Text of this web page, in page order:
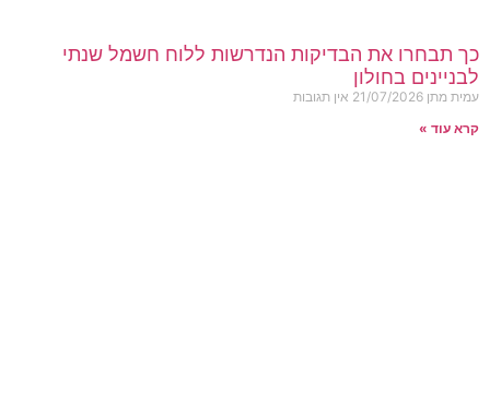
כך תבחרו את הבדיקות הנדרשות ללוח חשמל שנתי
לבניינים בחולון
עמית מתן 21/07/2026 אין תגובות
קרא עוד »